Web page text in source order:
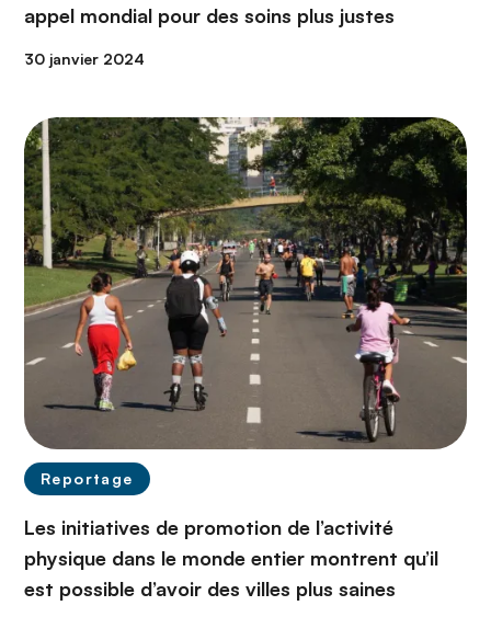
appel mondial pour des soins plus justes
30 janvier 2024
Reportage
Les initiatives de promotion de l’activité
physique dans le monde entier montrent qu’il
est possible d’avoir des villes plus saines